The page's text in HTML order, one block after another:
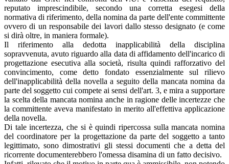
reputato imprescindibile, secondo una corretta esegesi della
normativa di riferimento, della nomina da parte dell'ente committente
ovvero di un responsabile dei lavori dallo stesso designato (e come
si dirà oltre, in maniera formale).
Il riferimento alla dedotta inapplicabilità della disciplina
sopravvenuta, avuto riguardo alla data di affidamento dell'incarico di
progettazione esecutiva alla società, risulta quindi rafforzativo del
convincimento, come detto fondato essenzialmente sul rilievo
dell'inapplicabilità della novella a seguito della mancata nomina da
parte del soggetto cui compete ai sensi dell'art. 3, e mira a supportare
la scelta della mancata nomina anche in ragione delle incertezze che
la committente aveva manifestato in merito all'effettiva applicazione
della novella.
Di tale incertezza, che si è quindi ripercossa sulla mancata nomina
del coordinatore per la progettazione da parte del soggetto a tanto
legittimato, sono dimostrativi gli stessi documenti che a detta del
ricorrente documenterebbero l'omessa disamina di un fatto decisivo.